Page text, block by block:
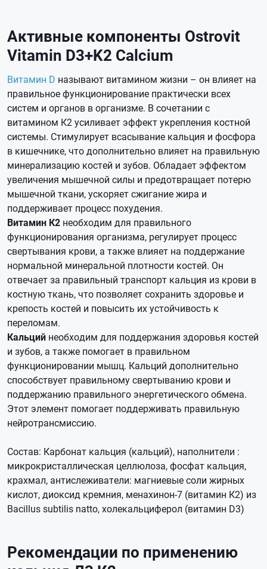
Активные компоненты Ostrovit
Vitamin D3+K2 Calcium
Витамин D называют витамином жизни – он влияет на
правильное функционирование практически всех
систем и органов в организме. В сочетании с
витамином К2 усиливает эффект укрепления костной
системы. Стимулирует всасывание кальция и фосфора
в кишечнике, что дополнительно влияет на правильную
минерализацию костей и зубов. Обладает эффектом
увеличения мышечной силы и предотвращает потерю
мышечной ткани, ускоряет сжигание жира и
поддерживает процесс похудения.
Витамин К2 необходим для правильного
функционирования организма, регулирует процесс
свертывания крови, а также влияет на поддержание
нормальной минеральной плотности костей. Он
отвечает за правильный транспорт кальция из крови в
костную ткань, что позволяет сохранить здоровье и
крепость костей и повысить их устойчивость к
переломам.
Кальций необходим для поддержания здоровья костей
и зубов, а также помогает в правильном
функционировании мышц. Кальций дополнительно
способствует правильному свертыванию крови и
поддержанию правильного энергетического обмена.
Этот элемент помогает поддерживать правильную
нейротрансмиссию.
Состав: Карбонат кальция (кальций), наполнители :
микрокристаллическая целлюлоза, фосфат кальция,
крахмал, антислеживатели: магниевые соли жирных
кислот, диоксид кремния, менахинон-7 (витамин К2) из
Bacillus subtilis natto, холекальциферол (витамин D3)
Рекомендации по применению